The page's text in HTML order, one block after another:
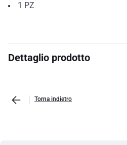
1 PZ
Dettaglio prodotto
Torna indietro